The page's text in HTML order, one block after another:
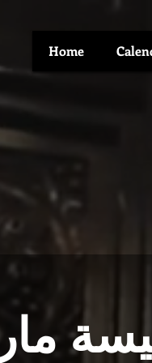
Home